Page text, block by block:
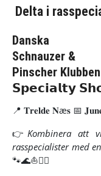
Delta i
Danska
Schnauzer &
Pinscher
𝗦𝗽𝗲𝗰𝗶𝗮𝗹𝘁𝘆
📍 𝐓𝐫𝐞𝐥𝐝𝐞 𝐍æ𝐬 📅
👉 Kombinera att
rasspecialister med
🐾🌊⛵🏊‍♀️